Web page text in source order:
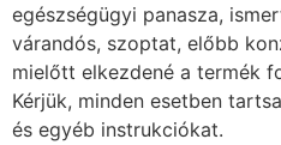
egészségügyi panasza,
várandós, szoptat, előbb
mielőtt elkezdené a termék
Kérjük, minden esetben
és egyéb instrukciókat.